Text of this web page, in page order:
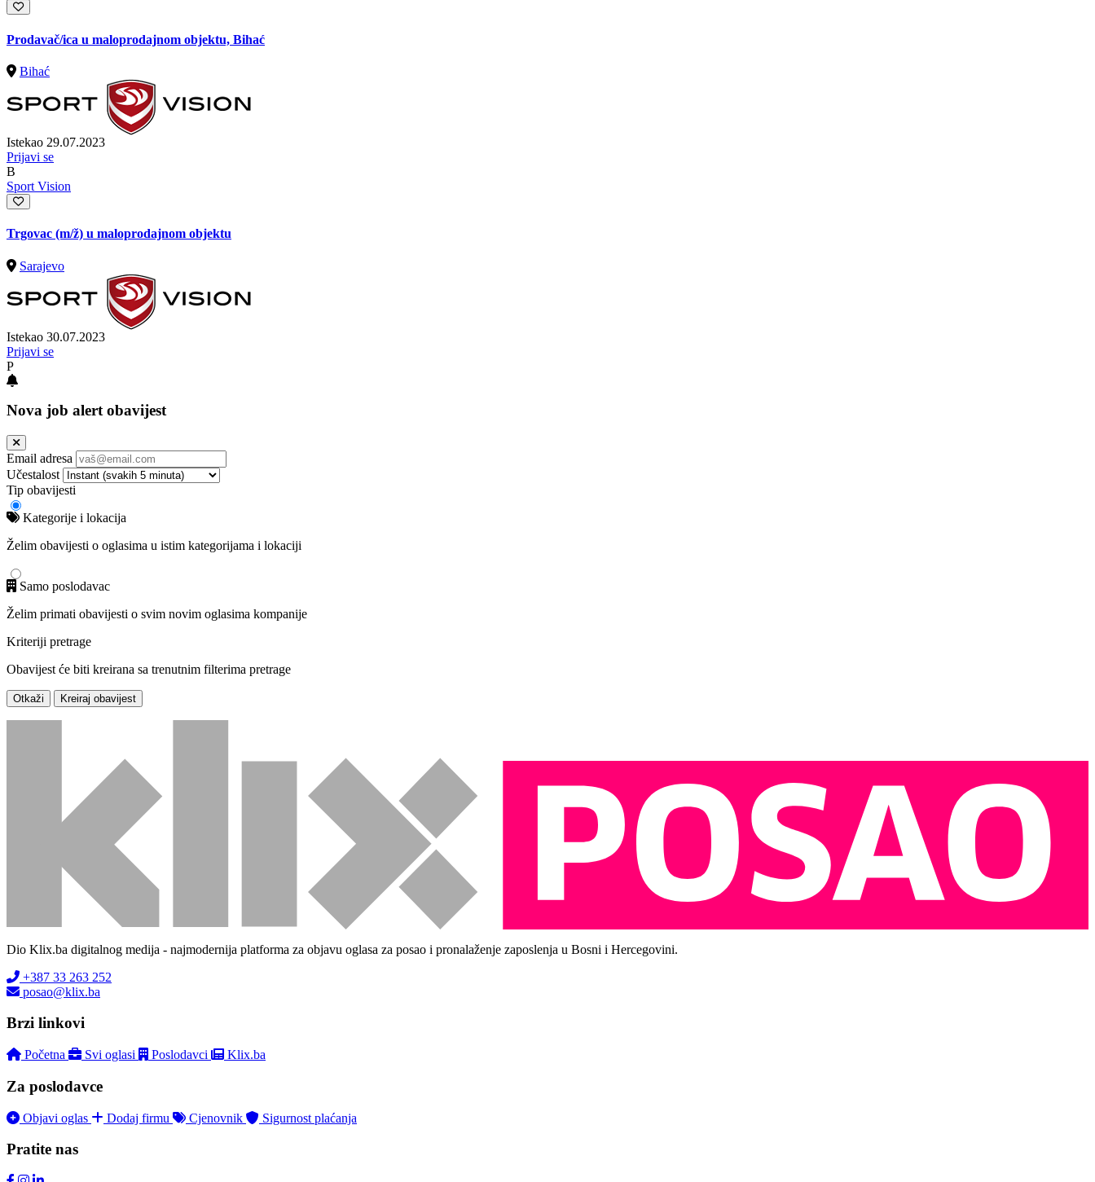
Prodavač/ica u maloprodajnom objektu, Bihać
Bihać
Istekao 29.07.2023
Prijavi se
B
Sport Vision
Trgovac (m/ž) u maloprodajnom objektu
Sarajevo
Istekao 30.07.2023
Prijavi se
P
Nova job alert obavijest
Email adresa
Učestalost
Tip obavijesti
Kategorije i lokacija
Želim obavijesti o oglasima u istim kategorijama i lokaciji
Samo poslodavac
Želim primati obavijesti o svim novim oglasima kompanije
Kriteriji pretrage
Obavijest će biti kreirana sa trenutnim filterima pretrage
Otkaži Kreiraj obavijest
Dio Klix.ba digitalnog medija - najmodernija platforma za objavu oglasa za posao i pronalaženje zaposlenja u Bosni i Hercegovini.
+387 33 263 252
posao@klix.ba
Brzi linkovi
Početna Svi oglasi Poslodavci Klix.ba
Za poslodavce
Objavi oglas Dodaj firmu Cjenovnik Sigurnost plaćanja
Pratite nas